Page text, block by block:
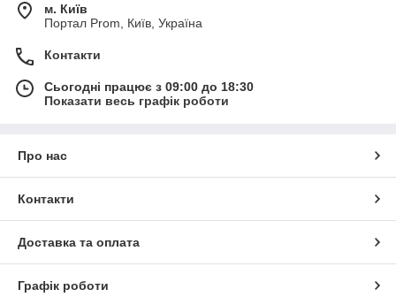
м. Київ
Портал Prom, Київ, Україна
Контакти
Сьогодні працює з 09:00 до 18:30
Показати весь графік роботи
Про нас
Контакти
Доставка та оплата
Графік роботи